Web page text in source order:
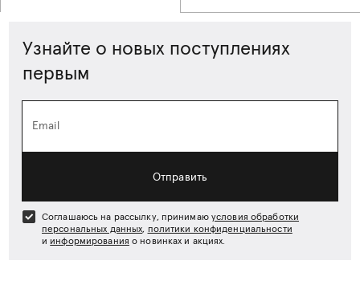
Узнайте о новых поступлениях
первым
Email
Отправить
Соглашаюсь на рассылку, принимаю условия обработки
персональных данных, политики конфиденциальности
и информирования о новинках и акциях.